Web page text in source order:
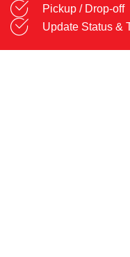
Pickup / Drop-off
Update Status &